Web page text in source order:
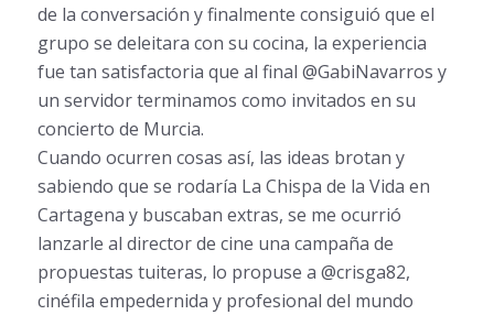
de la conversación y finalmente consiguió que el
grupo se deleitara con su cocina, la experiencia
fue tan satisfactoria que al final @GabiNavarros y
un servidor terminamos como invitados en su
concierto de Murcia.
Cuando ocurren cosas así, las ideas brotan y
sabiendo que se rodaría La Chispa de la Vida en
Cartagena y buscaban extras, se me ocurrió
lanzarle al director de cine una campaña de
propuestas tuiteras, lo propuse a @crisga82,
cinéfila empedernida y profesional del mundo